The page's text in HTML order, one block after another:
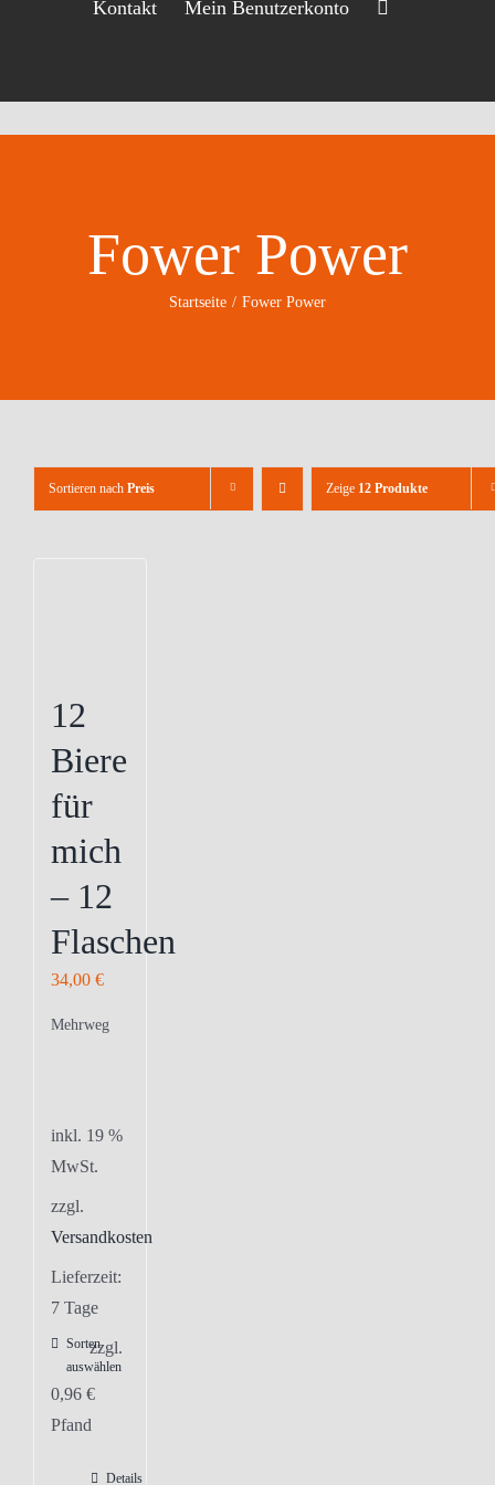
Kontakt Mein Benutzerkonto
Fower Power
Startseite Fower Power
Sortieren nach Preis Zeige 12 Produkte
12
Biere
für
mich
– 12
Flaschen
34,00 €
Mehrweg
inkl. 19 %
MwSt.
zzgl.
Versandkosten
Lieferzeit:
7 Tage
Sorten
auswählen
zzgl.
0,96 €
Pfand
Details